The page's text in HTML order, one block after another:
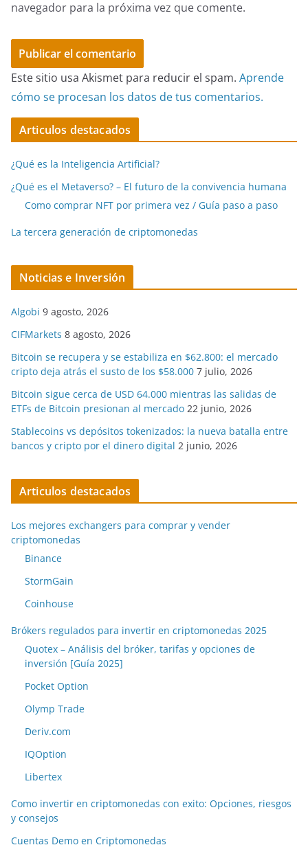
navegador para la próxima vez que comente.
Este sitio usa Akismet para reducir el spam. Aprende
cómo se procesan los datos de tus comentarios.
Articulos destacados
¿Qué es la Inteligencia Artificial?
¿Qué es el Metaverso? – El futuro de la convivencia humana
Como comprar NFT por primera vez / Guía paso a paso
La tercera generación de criptomonedas
Noticias e Inversión
Algobi 9 agosto, 2026
CIFMarkets 8 agosto, 2026
Bitcoin se recupera y se estabiliza en $62.800: el mercado
cripto deja atrás el susto de los $58.000 7 julio, 2026
Bitcoin sigue cerca de USD 64.000 mientras las salidas de
ETFs de Bitcoin presionan al mercado 22 junio, 2026
Stablecoins vs depósitos tokenizados: la nueva batalla entre
bancos y cripto por el dinero digital 2 junio, 2026
Articulos destacados
Los mejores exchangers para comprar y vender
criptomonedas
Binance
StormGain
Coinhouse
Brókers regulados para invertir en criptomonedas 2025
Quotex – Análisis del bróker, tarifas y opciones de
inversión [Guía 2025]
Pocket Option
Olymp Trade
Deriv.com
IQOption
Libertex
Como invertir en criptomonedas con exito: Opciones, riesgos
y consejos
Cuentas Demo en Criptomonedas